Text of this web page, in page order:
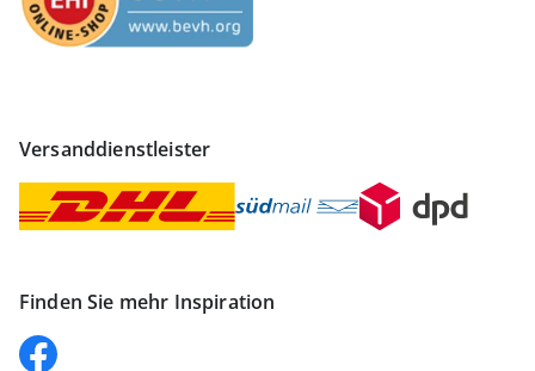
Versanddienstleister
Finden Sie mehr Inspiration